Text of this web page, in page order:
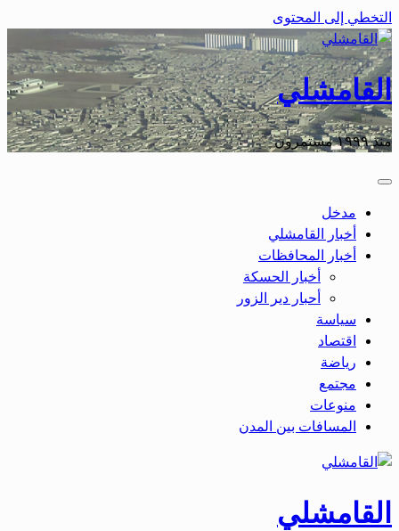
التخطي إلى المحتوى
القامشلي
منذ ١٩٩٩ مستمرون
مدخل
أخبار القامشلي
أخبار المحافظات
أخبار الحسكة
أحبار دير الزور
سياسة
اقتصاد
رياضة
مجتمع
منوعات
المسافات بين المدن
القامشلي